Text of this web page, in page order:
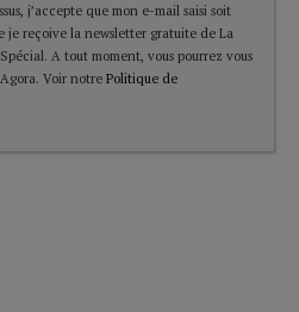
j’accepte que mon e-mail saisi soit
je reçoive la newsletter gratuite de La
A tout moment, vous pourrez vous
Voir notre Politique de